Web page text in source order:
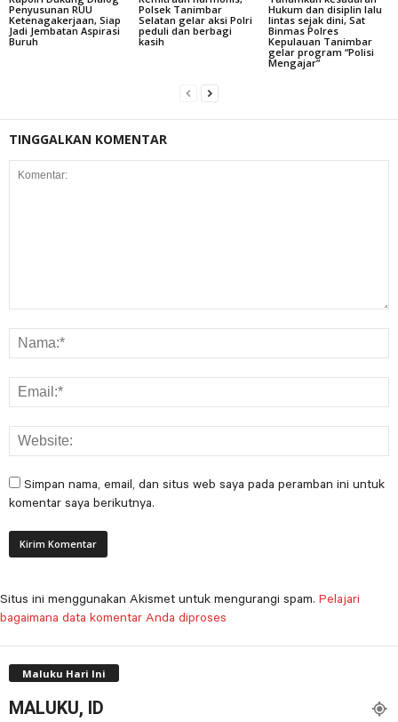
Penyusunan RUU
Ketenagakerjaan, Siap
Jadi Jembatan Aspirasi
Buruh
Polsek Tanimbar
Selatan gelar aksi Polri
peduli dan berbagi
kasih
Hukum dan disiplin lalu
lintas sejak dini, Sat
Binmas Polres
Kepulauan Tanimbar
gelar program “Polisi
Mengajar”
TINGGALKAN KOMENTAR
Simpan nama, email, dan situs web saya pada peramban ini untuk
komentar saya berikutnya.
Situs ini menggunakan Akismet untuk mengurangi spam. Pelajari
bagaimana data komentar Anda diproses
Maluku Hari Ini
MALUKU, ID